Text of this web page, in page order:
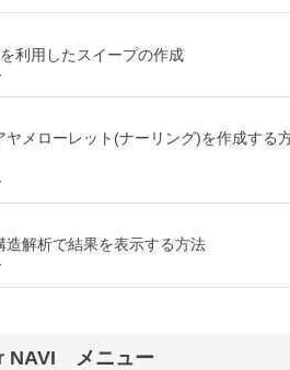
利用したスイープの作成
ヤメローレット(ナーリング)を作成する
造解析で結果を表示する方法
NAVI メニュー